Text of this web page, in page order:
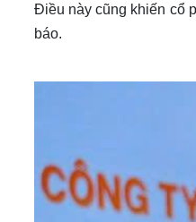
Điều này cũng khiến cổ
báo.